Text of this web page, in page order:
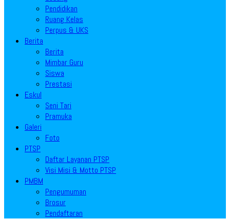
Pendidikan
Ruang Kelas
Perpus & UKS
Berita
Berita
Mimbar Guru
Siswa
Prestasi
Eskul
Seni Tari
Pramuka
Galeri
Foto
PTSP
Daftar Layanan PTSP
Visi Misi & Motto PTSP
PMBM
Pengumuman
Brosur
Pendaftaran